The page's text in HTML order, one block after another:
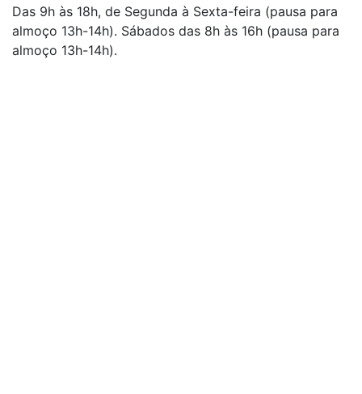
Das 9h às 18h, de Segunda à Sexta-feira (pausa para
almoço 13h-14h). Sábados das 8h às 16h (pausa para
almoço 13h-14h).